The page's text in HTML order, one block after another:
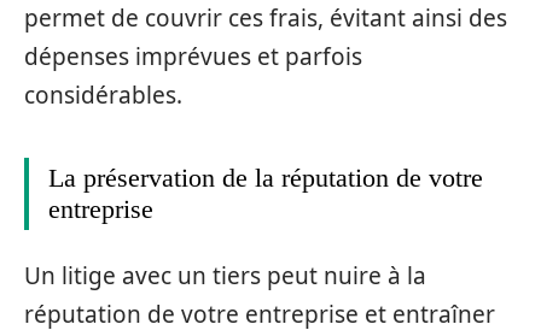
permet de couvrir ces frais, évitant ainsi des
dépenses imprévues et parfois
considérables.
La préservation de la réputation de votre
entreprise
Un litige avec un tiers peut nuire à la
réputation de votre entreprise et entraîner